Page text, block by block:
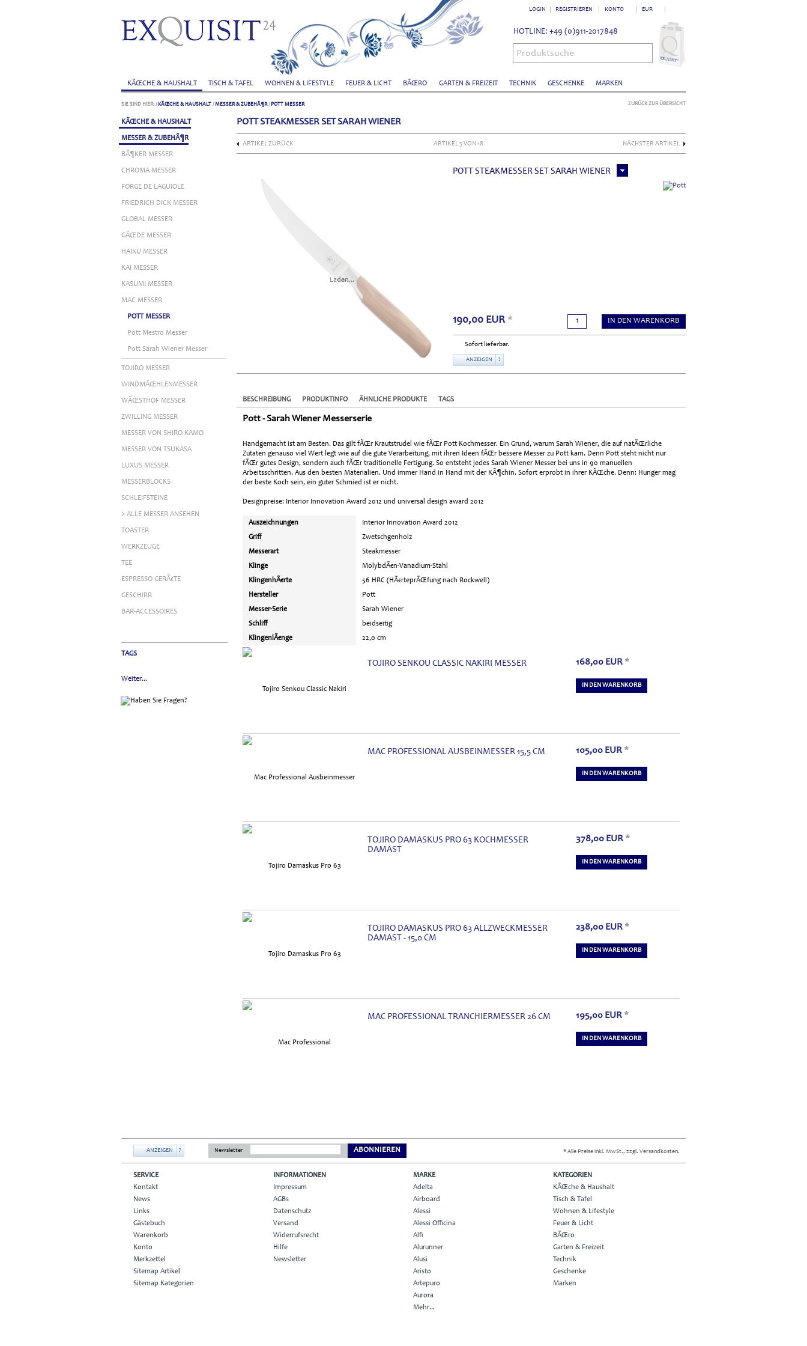
EUR
KONTO
LOGIN REGISTRIEREN
KÃŒCHE & HAUSHALT TISCH & TAFEL WOHNEN & LIFESTYLE FEUER & LICHT BÃŒRO GARTEN & FREIZEIT TECHNIK GESCHENKE MARKEN
HOTLINE: +49 (0)911-2017848
Produktsuche
SIE SIND HIER: / KÃŒCHE & HAUSHALT /MESSER & ZUBEHÃ¶R/ POTT MESSER
KÃŒCHE & HAUSHALT
MESSER & ZUBEHÃ¶R
BÃ¶KER MESSER
CHROMA MESSER
FORGE DE LAGUIOLE
FRIEDRICH DICK MESSER
GLOBAL MESSER
GÃŒDE MESSER
HAIKU MESSER
KAI MESSER
KASUMI MESSER
MAC MESSER
POTT MESSER
Pott Mestro Messer
Pott Sarah Wiener Messer
TOJIRO MESSER
WINDMÃŒHLENMESSER
WÃŒSTHOF MESSER
ZWILLING MESSER
MESSER VON SHIRO KAMO
MESSER VON TSUKASA
LUXUS MESSER
MESSERBLOCKS
SCHLEIFSTEINE
> ALLE MESSER ANSEHEN
TOASTER
WERKZEUGE
TEE
ESPRESSO GERÃ€TE
GESCHIRR
BAR-ACCESSOIRES
TAGS
Weiter...
ZURÜCK ZUR ÜBERSICHT
POTT STEAKMESSER SET SARAH WIENER
ARTIKEL ZURÜCK ARTIKEL 5 VON 18 NÄCHSTER ARTIKEL
Laden...
POTT STEAKMESSER SET SARAH WIENER
190,00 EUR * IN DEN WARENKORB
Sofort lieferbar.
ANZEIGEN ?
BESCHREIBUNG PRODUKTINFO ÄHNLICHE PRODUKTE TAGS
Pott - Sarah Wiener Messerserie
Handgemacht ist am Besten. Das gilt fÃŒr Krautstrudel wie fÃŒr Pott Kochmesser. Ein Grund, warum Sarah Wiener, die auf natÃŒrliche
Zutaten genauso viel Wert legt wie auf die gute Verarbeitung, mit ihren Ideen fÃŒr bessere Messer zu Pott kam. Denn Pott steht nicht nur
fÃŒr gutes Design, sondern auch fÃŒr traditionelle Fertigung. So entsteht jedes Sarah Wiener Messer bei uns in 90 manuellen
Arbeitsschritten. Aus den besten Materialien. Und immer Hand in Hand mit der KÃ¶chin. Sofort erprobt in ihrer KÃŒche. Denn: Hunger mag
der beste Koch sein, ein guter Schmied ist er nicht.
Designpreise: Interior Innovation Award 2012 und universal design award 2012
Auszeichnungen
Interior Innovation Award 2012
Griff
Zwetschgenholz
Messerart
Steakmesser
Klinge
MolybdÃ€n-Vanadium-Stahl
KlingenhÃ€rte
56 HRC (HÃ€rteprÃŒfung nach Rockwell)
Hersteller
Pott
Messer-Serie
Sarah Wiener
Schliff
beidseitig
KlingenlÃ€nge
22,0 cm
TOJIRO SENKOU CLASSIC NAKIRI MESSER 168,00 EUR *
IN DEN WARENKORB
MAC PROFESSIONAL AUSBEINMESSER 15,5 CM 105,00 EUR *
IN DEN WARENKORB
TOJIRO DAMASKUS PRO 63 KOCHMESSER
DAMAST
378,00 EUR *
IN DEN WARENKORB
TOJIRO DAMASKUS PRO 63 ALLZWECKMESSER
DAMAST - 15,0 CM
238,00 EUR *
IN DEN WARENKORB
MAC PROFESSIONAL TRANCHIERMESSER 26 CM 195,00 EUR *
IN DEN WARENKORB
ANZEIGEN ? Newsletter ABONNIEREN * Alle Preise inkl. MwSt., zzgl. Versandkosten.
SERVICE
Kontakt
News
Links
Gästebuch
Warenkorb
Konto
Merkzettel
Sitemap Artikel
Sitemap Kategorien
INFORMATIONEN
Impressum
AGBs
Datenschutz
Versand
Widerrufsrecht
Hilfe
Newsletter
MARKE
Adelta
Airboard
Alessi
Alessi Officina
Alfi
Alurunner
Alusi
Aristo
Artepuro
Aurora
Mehr...
KATEGORIEN
KÃŒche & Haushalt
Tisch & Tafel
Wohnen & Lifestyle
Feuer & Licht
BÃŒro
Garten & Freizeit
Technik
Geschenke
Marken